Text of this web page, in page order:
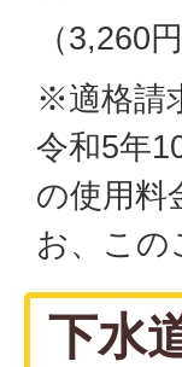
（3,260
※適格請
令和5年
の使用料
お、この
下水